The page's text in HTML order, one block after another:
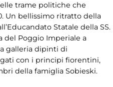
trame politiche che
Un bellissimo ritratto della
Statale della SS.
del Poggio Imperiale a
galleria dipinti di
con i principi fiorentini,
della famiglia Sobieski.